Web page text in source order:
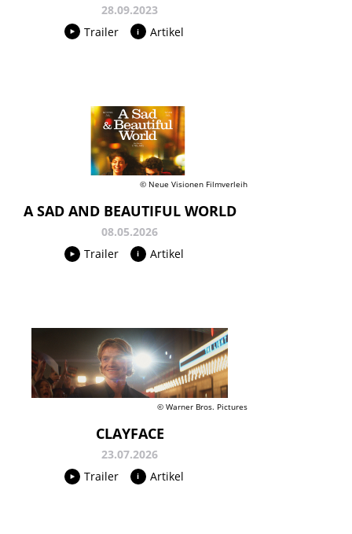
28.09.2023
Trailer
Artikel
© Neue Visionen Filmverleih
A SAD AND BEAUTIFUL WORLD
08.05.2026
Trailer
Artikel
© Warner Bros. Pictures
CLAYFACE
23.07.2026
Trailer
Artikel